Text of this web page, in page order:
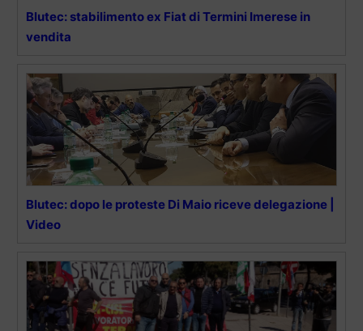
Blutec: stabilimento ex Fiat di Termini Imerese in
vendita
Blutec: dopo le proteste Di Maio riceve delegazione |
Video